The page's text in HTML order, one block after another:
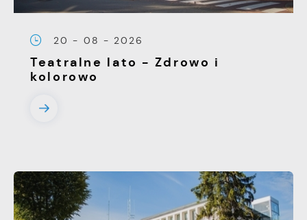
20 - 08 - 2026
Teatralne lato - Zdrowo i
kolorowo